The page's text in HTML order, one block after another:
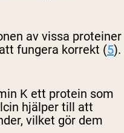
av vissa proteiner
fungera korrekt (5).
K ett protein som
hjälper till att
vilket gör dem